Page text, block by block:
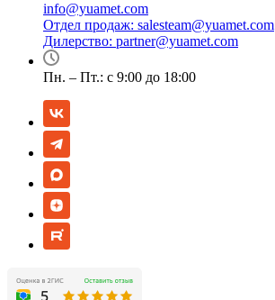
info@yuamet.com
Отдел продаж: salesteam@yuamet.com
Дилерство: partner@yuamet.com
Пн. – Пт.: с 9:00 до 18:00